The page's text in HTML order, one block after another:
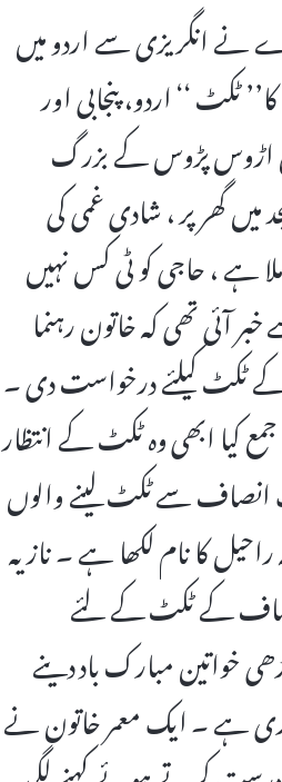
نے انگریزی سے اردو میں
ٹکٹ ‘‘ اردو، پنجابی اور
اڑوس پڑوس کے بزرگ
گھر پر ، شادی غمی کی
ہے ، حاجی کو ٹی کس نہیں
آئی تھی کہ خاتون رہنما
حلقہ پی پی 122 میں ن لیگ کے ٹکٹ کیلئے درخواست دی ۔
ابھی وہ ٹکٹ کے انتظار
انصاف سے ٹکٹ لینے والوں
کا نام لکھا ہے ۔ نازیہ
کے ٹکٹ کے لئے
خواتین مبارک باد دینے
ہے ۔ ایک معمر خاتون نے